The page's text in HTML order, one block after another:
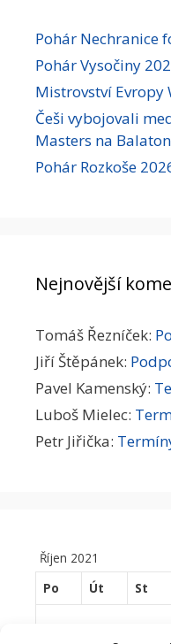
Pohár Nechranice
Pohár Vysočiny
Mistrovství Evropy
Češi vybojovali
Masters na
Pohár Rozkoše
Nejnovější
Tomáš Řezníček:
Jiří Štěpánek:
Pavel Kamenský:
Luboš Mielec:
Petr Jiřička:
Říjen 2021
Po
Út St